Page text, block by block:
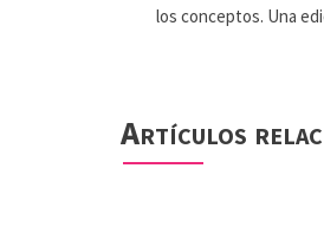
los conceptos. Una
Artículos